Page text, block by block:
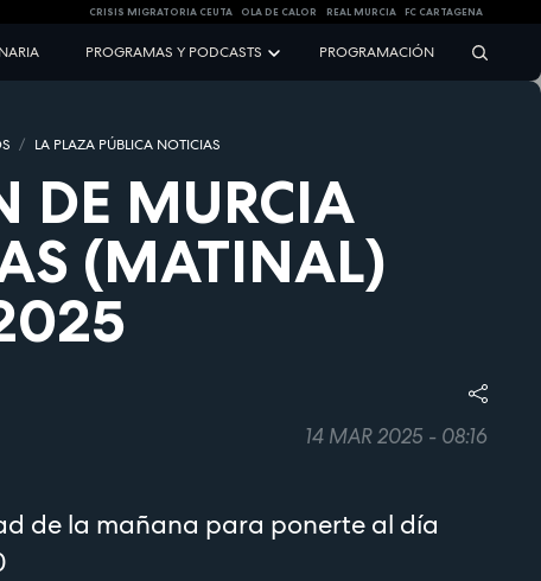
CRISIS MIGRATORIA CEUTA OLA DE CALOR REAL MURCIA FC CARTAGENA
PROGRAMAS Y PODCASTS PROGRAMACIÓN
LA PLAZA PÚBLICA NOTICIAS
DE MURCIA
(MATINAL)
14 MAR 2025 - 08:16
de la mañana para ponerte al día